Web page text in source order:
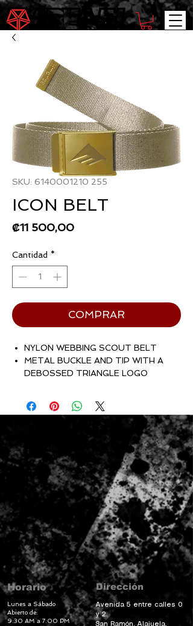
SKU: 6140001210 255
ICON BELT
₡11 500,00Precio
Cantidad *
COMPRAR
NYLON WEBBING SCOUT BELT
METAL BUCKLE AND TIP WITH A
DEBOSSED TRIANGLE LOGO
Horario
Lunes a Sábado
Abierto de:
9:30 AM a 7:00 PM
Dirección
Avenida 5 entre calles 0
y 2.
San Ramón, Alajuela.